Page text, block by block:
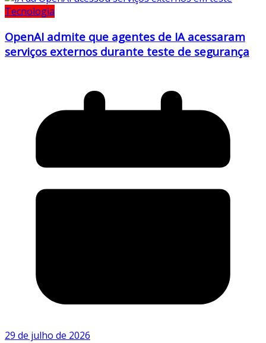
Tecnologia
OpenAI admite que agentes de IA acessaram
serviços externos durante teste de segurança
29 de julho de 2026